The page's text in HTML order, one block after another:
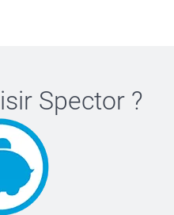
le tampon nominatif
le tampon.
Spector?